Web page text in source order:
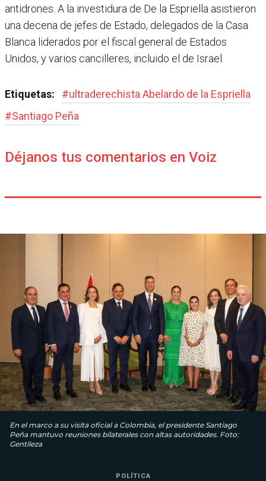
antidrones. A la investidura de De la Esprie­lla asistieron
una decena de jefes de Estado, delegados de la Casa
Blanca liderados por el fiscal general de Estados
Unidos, y varios cancilleres, incluido el de Israel.
Etiquetas: #ultraderechista Abe­lardo de la Espriella
#Santiago Peña
Déjanos tus comentarios en Voiz
En el marco a su visita oficial a Colombia, el presidente Santiago
Peña mantuvo reuniones bilaterales con altas autoridades. Foto:
Gentileza
POLÍTICA